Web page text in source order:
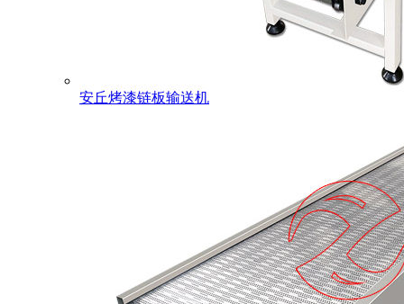
安丘烤漆链板输送机